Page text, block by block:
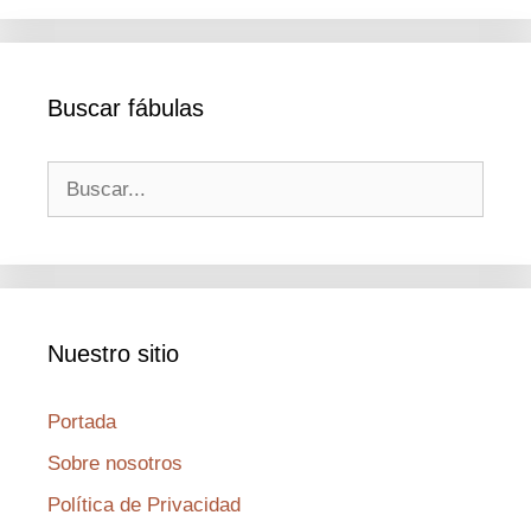
Buscar fábulas
Nuestro sitio
Portada
Sobre nosotros
Política de Privacidad